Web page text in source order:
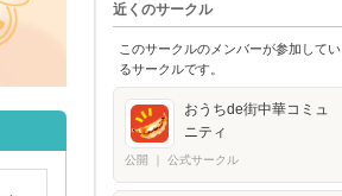
近くのサークル
このサークルのメンバーが参加してい
るサークルです。
おうちde街中華コミュ
ニティ
公開 公式サークル